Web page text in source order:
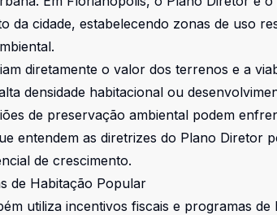
da cidade, estabelecendo zonas de uso
diretamente o valor dos terrenos e a
densidade habitacional ou
de preservação ambiental podem
entendem as diretrizes do Plano Diretor
de crescimento.
de Habitação Popular
utiliza incentivos fiscais e programas